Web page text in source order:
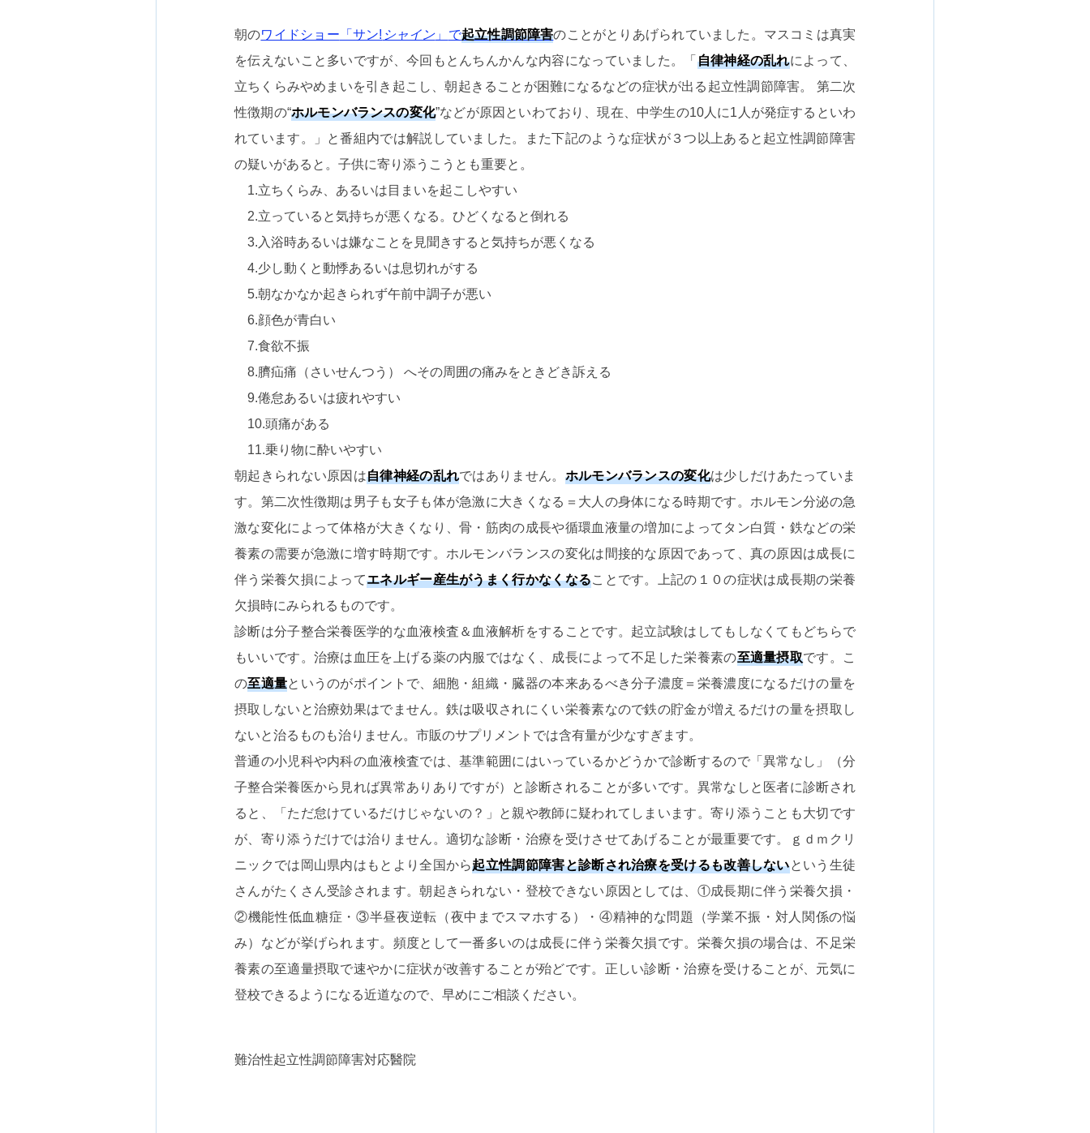
朝のワイドショー 「サン! シャイン」 で起立性調節障害のことがとりあげられていました。マスコミは真実
を伝えないこと多いですが、今回もとんちんかんな内容になっていました。「 自律神経の乱れによって、
立ちくらみやめまいを引き起こし、朝起きることが困難になるなどの症状が出る起立性調節障害。 第二次
性徴期の“ホルモンバランスの変化”などが原因といわており、現在、中学生の10人に1人が発症するといわ
れています。」と番組内では解説していました。また下記のような症状が３つ以上あると起立性調節障害
の疑いがあると。子供に寄り添うこうとも重要と。
1.立ちくらみ、あるいは目まいを起こしやすい
2.立っていると気持ちが悪くなる。ひどくなると倒れる
3.入浴時あるいは嫌なことを見聞きすると気持ちが悪くなる
4.少し動くと動悸あるいは息切れがする
5.朝なかなか起きられず午前中調子が悪い
6.顔色が青白い
7.食欲不振
8.臍疝痛（さいせんつう） へその周囲の痛みをときどき訴える
9.倦怠あるいは疲れやすい
10.頭痛がある
11.乗り物に酔いやすい
朝起きられない原因は自律神経の乱れではありません。 ホルモンバランスの変化は少しだけあたっていま
す。第二次性徴期は男子も女子も体が急激に大きくなる＝大人の身体になる時期です。ホルモン分泌の急
激な変化によって体格が大きくなり、骨・筋肉の成長や循環血液量の増加によってタン白質・鉄などの栄
養素の需要が急激に増す時期です。ホルモンバランスの変化は間接的な原因であって、真の原因は成長に
伴う栄養欠損によってエネルギー産生がうまく行かなくなることです。上記の１０の症状は成長期の栄養
欠損時にみられるものです。
診断は分子整合栄養医学的な血液検査＆血液解析をすることです。起立試験はしてもしなくてもどちらで
もいいです。治療は血圧を上げる薬の内服ではなく、成長によって不足した栄養素の至適量摂取です。こ
の至適量というのがポイントで、細胞・組織・臓器の本来あるべき分子濃度＝栄養濃度になるだけの量を
摂取しないと治療効果はでません。鉄は吸収されにくい栄養素なので鉄の貯金が増えるだけの量を摂取し
ないと治るものも治りません。市販のサプリメントでは含有量が少なすぎます。
普通の小児科や内科の血液検査では、基準範囲にはいっているかどうかで診断するので「異常なし」（分
子整合栄養医から見れば異常ありありですが）と診断されることが多いです。異常なしと医者に診断され
ると、「ただ怠けているだけじゃないの？」と親や教師に疑われてしまいます。寄り添うことも大切です
が、寄り添うだけでは治りません。適切な診断・治療を受けさせてあげることが最重要です。ｇｄｍクリ
ニックでは岡山県内はもとより全国から起立性調節障害と診断され治療を受けるも改善しないという生徒
さんがたくさん受診されます。朝起きられない・登校できない原因としては、①成長期に伴う栄養欠損・
②機能性低血糖症・③半昼夜逆転（夜中までスマホする）・④精神的な問題（学業不振・対人関係の悩
み）などが挙げられます。頻度として一番多いのは成長に伴う栄養欠損です。栄養欠損の場合は、不足栄
養素の至適量摂取で速やかに症状が改善することが殆どです。正しい診断・治療を受けることが、元気に
登校できるようになる近道なので、早めにご相談ください。
難治性起立性調節障害対応醫院